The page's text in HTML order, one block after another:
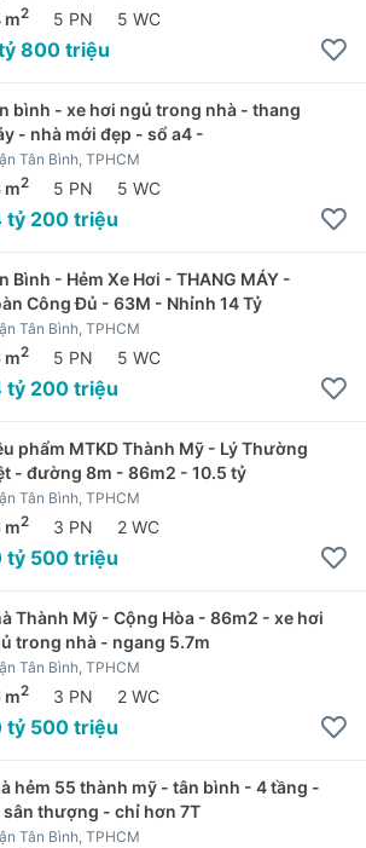
m2 5 PN 5 WC
800 triệu
bình - xe hơi ngủ trong nhà - thang
- nhà mới đẹp - sổ a4 -
Tân Bình, TPHCM
m2 5 PN 5 WC
tỷ 200 triệu
Bình - Hẻm Xe Hơi - THANG MÁY -
Công Đủ - 63M - Nhỉnh 14 Tỷ
Tân Bình, TPHCM
m2 5 PN 5 WC
tỷ 200 triệu
phẩm MTKD Thành Mỹ - Lý Thường
- đường 8m - 86m2 - 10.5 tỷ
Tân Bình, TPHCM
m2 3 PN 2 WC
tỷ 500 triệu
Thành Mỹ - Cộng Hòa - 86m2 - xe hơi
trong nhà - ngang 5.7m
Tân Bình, TPHCM
m2 3 PN 2 WC
tỷ 500 triệu
hẻm 55 thành mỹ - tân bình - 4 tầng -
sân thượng - chỉ hơn 7T
Tân Bình, TPHCM